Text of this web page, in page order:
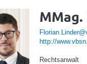
http://
Rechtsanwalt